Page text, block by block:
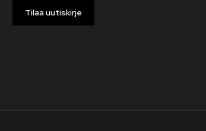
Tilaa uutiskirje